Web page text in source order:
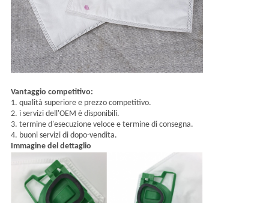
Vantaggio competitivo:
1. qualità superiore e prezzo competitivo.
2. i servizi dell'OEM è disponibili.
3. termine d'esecuzione veloce e termine di consegna.
4. buoni servizi di dopo-vendita.
Immagine del dettaglio